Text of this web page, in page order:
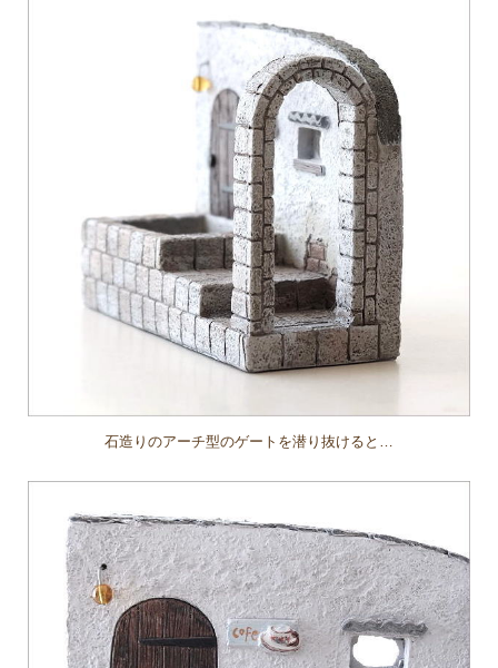
石造りのアーチ型のゲートを潜り抜けると…